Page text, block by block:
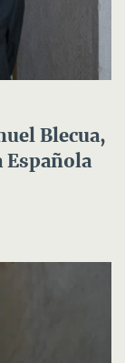
Blecua,
Española